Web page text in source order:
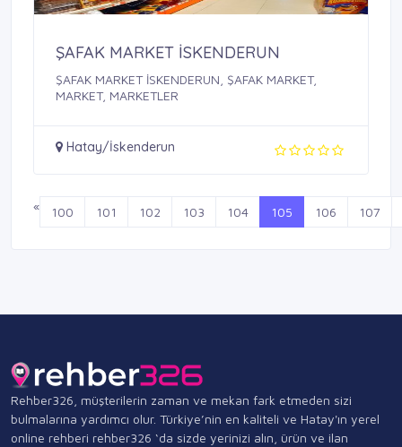
ŞAFAK MARKET İSKENDERUN
ŞAFAK MARKET İSKENDERUN, ŞAFAK MARKET,
MARKET, MARKETLER
Hatay/İskenderun
« 100 101 102 103 104 105 106 107
Rehber326, müşterilerin zaman ve mekan fark etmeden sizi
bulmalarına yardımcı olur. Türkiye’nin en kaliteli ve Hatay'ın yerel
online rehberi rehber326 ‘da sizde yerinizi alın, ürün ve ilan